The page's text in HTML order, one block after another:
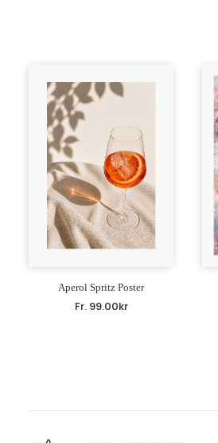
Aperol Spritz Poster
Fr. 99.00kr